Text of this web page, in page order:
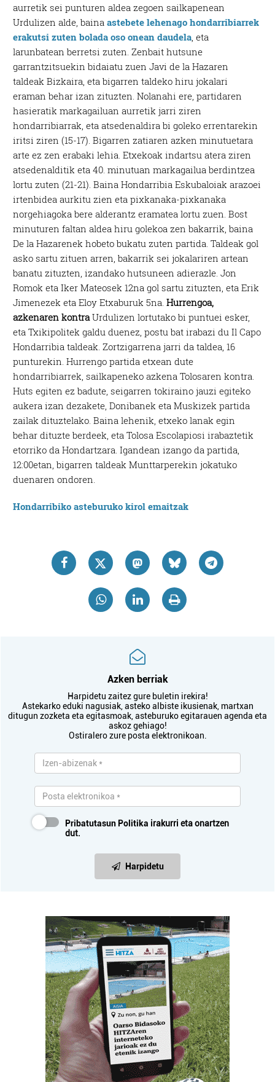
aurretik sei punturen aldea zegoen sailkapenean
Urdulizen alde, bainaastebete lehenago hondarribiarrek
erakutsi zuten bolada oso onean daudela, eta
larunbatean berretsi zuten. Zenbait hutsune
garrantzitsuekin bidaiatu zuen Javi de la Hazaren
taldeak Bizkaira, eta bigarren taldeko hiru jokalari
eraman behar izan zituzten. Nolanahi ere, partidaren
hasieratik markagailuan aurretik jarri ziren
hondarribiarrak, eta atsedenaldira bi goleko errentarekin
iritsi ziren (15-17). Bigarren zatiaren azken minutuetara
arte ez zen erabaki lehia. Etxekoak indartsu atera ziren
atsedenalditik eta 40. minutuan markagailua berdintzea
lortu zuten (21-21). Baina Hondarribia Eskubaloiak arazoei
irtenbidea aurkitu zien eta pixkanaka-pixkanaka
norgehiagoka bere alderantz eramatea lortu zuen. Bost
minuturen faltan aldea hiru golekoa zen bakarrik, baina
De la Hazarenek hobeto bukatu zuten partida. Taldeak gol
asko sartu zituen arren, bakarrik sei jokalariren artean
banatu zituzten, izandako hutsuneen adierazle. Jon
Romok eta Iker Mateosek 12na gol sartu zituzten, eta Erik
Jimenezek eta Eloy Etxaburuk 5na.Hurrengoa,
azkenaren kontraUrdulizen lortutako bi puntuei esker,
eta Txikipolitek galdu duenez, postu bat irabazi du Il Capo
Hondarribia taldeak. Zortzigarrena jarri da taldea, 16
punturekin. Hurrengo partida etxean dute
hondarribiarrek, sailkapeneko azkena Tolosaren kontra.
Huts egiten ez badute, seigarren tokiraino jauzi egiteko
aukera izan dezakete, Donibanek eta Muskizek partida
zailak dituztelako. Baina lehenik, etxeko lanak egin
behar dituzte berdeek, eta Tolosa Escolapiosi irabaztetik
etorriko da Hondartzara. Igandean izango da partida,
12:00etan, bigarren taldeak Munttarperekin jokatuko
duenaren ondoren.
Hondarribiko asteburuko kirol emaitzak
Azken berriak
Harpidetu zaitez gure buletin irekira!
Astekarko eduki nagusiak, asteko albiste ikusienak, martxan
ditugun zozketa eta egitasmoak, asteburuko egitarauen agenda eta
askoz gehiago!
Ostiralero zure posta elektronikoan.
Pribatutasun Politika irakurri eta onartzen
dut.
Harpidetu